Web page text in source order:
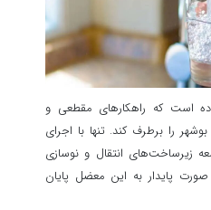
است که راهکارهای مقطعی و
را برطرف کند. تنها با اجرای
زیرساخت‌های انتقال و نوسازی
پایدار به این معضل پایان